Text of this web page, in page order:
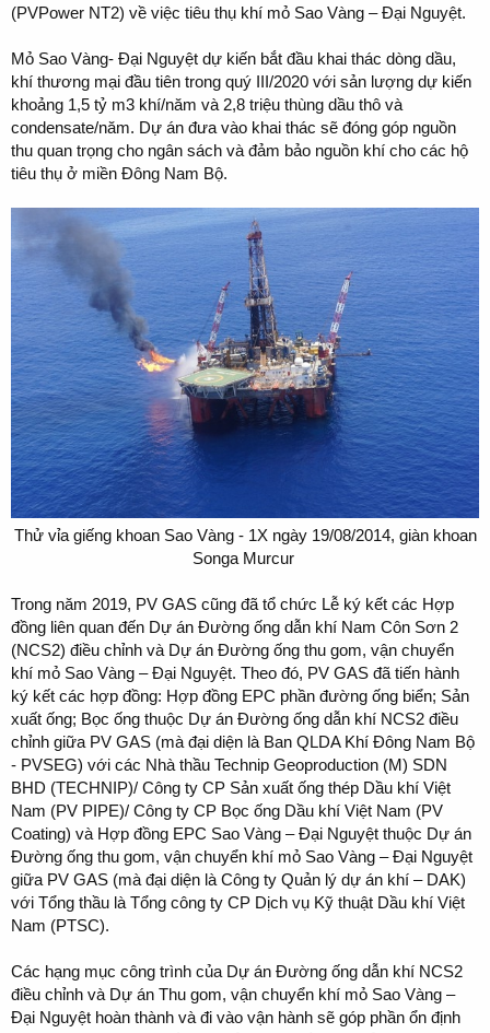
(PVPower NT2) về việc tiêu thụ khí mỏ Sao Vàng – Đại Nguyệt.
Mỏ Sao Vàng- Đại Nguyệt dự kiến bắt đầu khai thác dòng dầu,
khí thương mại đầu tiên trong quý III/2020 với sản lượng dự kiến
khoảng 1,5 tỷ m3 khí/năm và 2,8 triệu thùng dầu thô và
condensate/năm. Dự án đưa vào khai thác sẽ đóng góp nguồn
thu quan trọng cho ngân sách và đảm bảo nguồn khí cho các hộ
tiêu thụ ở miền Đông Nam Bộ.
Thử vỉa giếng khoan Sao Vàng - 1X ngày 19/08/2014, giàn khoan
Songa Murcur
Trong năm 2019, PV GAS cũng đã tổ chức Lễ ký kết các Hợp
đồng liên quan đến Dự án Đường ống dẫn khí Nam Côn Sơn 2
(NCS2) điều chỉnh và Dự án Đường ống thu gom, vận chuyển
khí mỏ Sao Vàng – Đại Nguyệt. Theo đó, PV GAS đã tiến hành
ký kết các hợp đồng: Hợp đồng EPC phần đường ống biển; Sản
xuất ống; Bọc ống thuộc Dự án Đường ống dẫn khí NCS2 điều
chỉnh giữa PV GAS (mà đại diện là Ban QLDA Khí Đông Nam Bộ
- PVSEG) với các Nhà thầu Technip Geoproduction (M) SDN
BHD (TECHNIP)/ Công ty CP Sản xuất ống thép Dầu khí Việt
Nam (PV PIPE)/ Công ty CP Bọc ống Dầu khí Việt Nam (PV
Coating) và Hợp đồng EPC Sao Vàng – Đại Nguyệt thuộc Dự án
Đường ống thu gom, vận chuyển khí mỏ Sao Vàng – Đại Nguyệt
giữa PV GAS (mà đại diện là Công ty Quản lý dự án khí – DAK)
với Tổng thầu là Tổng công ty CP Dịch vụ Kỹ thuật Dầu khí Việt
Nam (PTSC).
Các hạng mục công trình của Dự án Đường ống dẫn khí NCS2
điều chỉnh và Dự án Thu gom, vận chuyển khí mỏ Sao Vàng –
Đại Nguyệt hoàn thành và đi vào vận hành sẽ góp phần ổn định